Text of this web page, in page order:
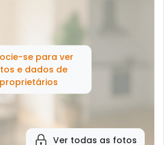
se para ver
e dados de
proprietários
Ver todas as fotos